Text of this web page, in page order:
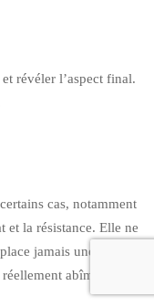
révéler l’aspect final.
cas, notamment
et la résistance. Elle ne
jamais une
abîmée.